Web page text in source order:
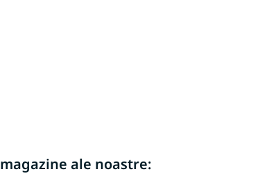
ale noastre: